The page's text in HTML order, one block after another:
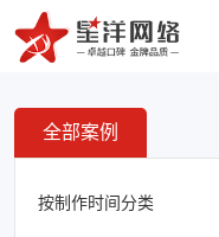
全部案例
按制作时间分类